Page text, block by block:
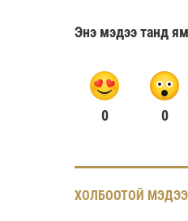
Энэ мэдээ танд
0 0
ХОЛБООТОЙ